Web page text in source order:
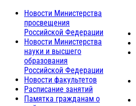
Новости Министерства
просвещения
Российской Федерации
Новости Министерства
науки и высшего
образования
Российской Федерации
Новости факультетов
Расписание занятий
Памятка гражданам о